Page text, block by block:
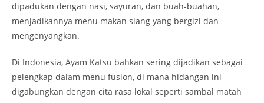
dipadukan dengan nasi, sayuran, dan buah-buahan,
menjadikannya menu makan siang yang bergizi dan
mengenyangkan.
Di Indonesia, Ayam Katsu bahkan sering dijadikan sebagai
pelengkap dalam menu fusion, di mana hidangan ini
digabungkan dengan cita rasa lokal seperti sambal matah